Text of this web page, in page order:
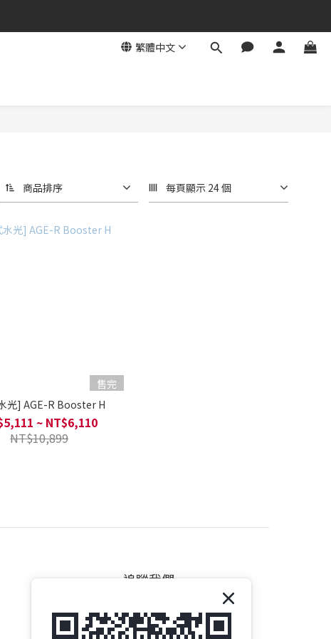
繁體中文
商品排序 每頁顯示 24 個
售完
光] AGE-R Booster H
~ NT$6,110
NT$10,899
追蹤我們